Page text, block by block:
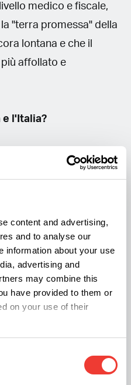
content and advertising,
and to analyse our
information about your use
advertising and
may combine this
have provided to them or
on your use of their
medico e fiscale,
"terra promessa" della
lontana e che il
affollato e
e l'Italia?
sulla Cannabis
salute pubblica e "buon
riclassificazione
molti altri stati a
rimuovendo lo
bloccato il progresso
a seguire le orme